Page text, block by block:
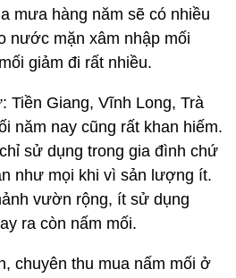
mưa hàng năm sẽ có nhiều
nước mặn xâm nhập mối
giảm đi rất nhiều.
Tiền Giang, Vĩnh Long, Trà
năm nay cũng rất khan hiếm.
sử dụng trong gia đình chứ
như mọi khi vì sản lượng ít.
vườn rộng, ít sử dụng
ra còn nấm mối.
chuyên thu mua nấm mối ở